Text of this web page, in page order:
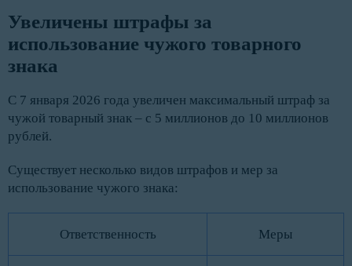
Увеличены штрафы за
использование чужого товарного
знака
С 7 января 2026 года увеличен максимальный штраф за
чужой товарный знак – с 5 миллионов до 10 миллионов
рублей.
Существует несколько видов штрафов и мер за
использование чужого знака:
Ответственность Меры